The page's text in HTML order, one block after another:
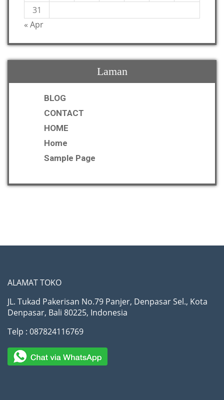
31
« Apr
Laman
BLOG
CONTACT
HOME
Home
Sample Page
ALAMAT TOKO
JL. Tukad Pakerisan No.79 Panjer, Denpasar Sel., Kota
Denpasar, Bali 80225, Indonesia
Telp : 087824116769